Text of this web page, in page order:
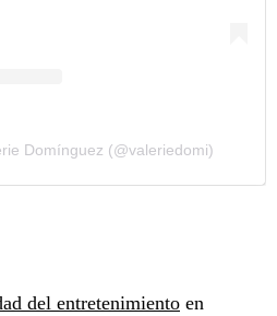
Domínguez (@valeriedomi)
del entretenimiento en